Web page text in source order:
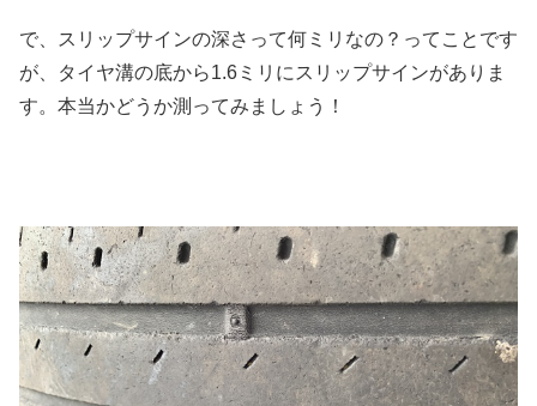
で、スリップサインの深さって何ミリなの？ってことです
が、タイヤ溝の底から1.6ミリにスリップサインがありま
す。本当かどうか測ってみましょう！